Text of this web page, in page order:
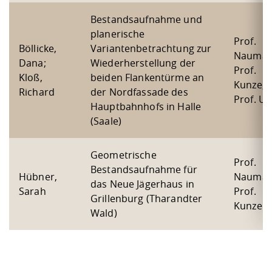
Vorbereitung
Checkliste zum
Studien- und
und Physik
Fremdsprachen
Jobs, Praktika,
Studieren in
Lebenslagen
Studentenwerk
Lehren,
Weiterbilden im
Formulare und
FIS -
Prototyping und
Gründung und
Kooperationen
Kontakt &
Klimaschutz &
Gremien und
Landbau/
Maschinenbau
Kontakt und Anfahrt
Qualitätssicherung
Böllicke,
Dana;
Kloß,
Richard
Bestandsaufnahme und
planerische
Variantenbetrachtung zur
Wiederherstellung der
beiden Flankentürme an
der Nordfassade des
Hauptbahnhofs in Halle
(Saale)
Prof.
Prof.
Kunze,
Prof.
Hübner,
Sarah
Geometrische
Bestandsaufnahme für
das Neue Jägerhaus in
Grillenburg (Tharandter
Wald)
Prof.
Prof.
Kunze